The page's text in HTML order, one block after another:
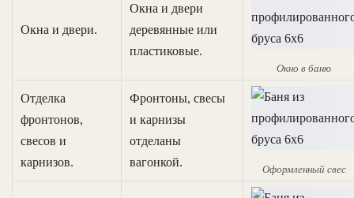
Окна и двери.
Окна и двери
деревянные или
пластиковые.
Окно в баню
Отделка
фронтонов,
свесов и
карнизов.
Фронтоны, свесы
и карнизы
отделаны
вагонкой.
Оформленный свес